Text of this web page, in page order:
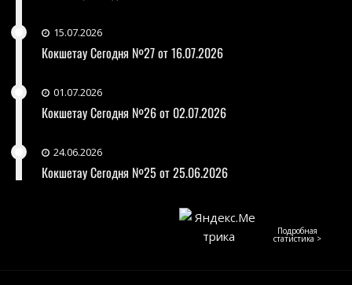
15.07.2026
Кокшетау Сегодня №27 от 16.07.2026
01.07.2026
Кокшетау Сегодня №26 от 02.07.2026
24.06.2026
Кокшетау Сегодня №25 от 25.06.2026
Подробная
статистика >